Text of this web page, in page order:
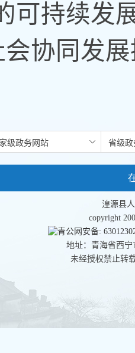
可持续发
协同发
湟源县
copyright
青公网安备:
地址：青海省西
未经授权禁止转